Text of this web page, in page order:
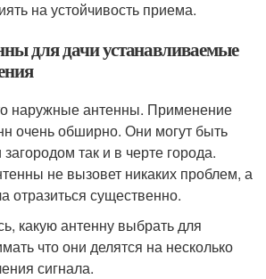
на устойчивость приема.
для дачи устанавливаемые
наружные антенны. Применение
очень обширно. Они могут быть
так и в черте города.
не вызовет никаких проблем, а
отразиться существенно.
какую антенну выбрать для
что они делятся на несколько
сигнала.